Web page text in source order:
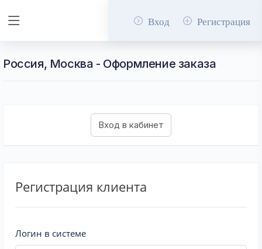
Вход Регистрация
Россия, Москва - Оформление заказа
Регистрация клиента
Логин в системе